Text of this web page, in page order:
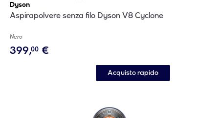
Dyson
Aspirapolvere senza filo Dyson V8 Cyclone
Nero
399,00 €
Acquisto rapido